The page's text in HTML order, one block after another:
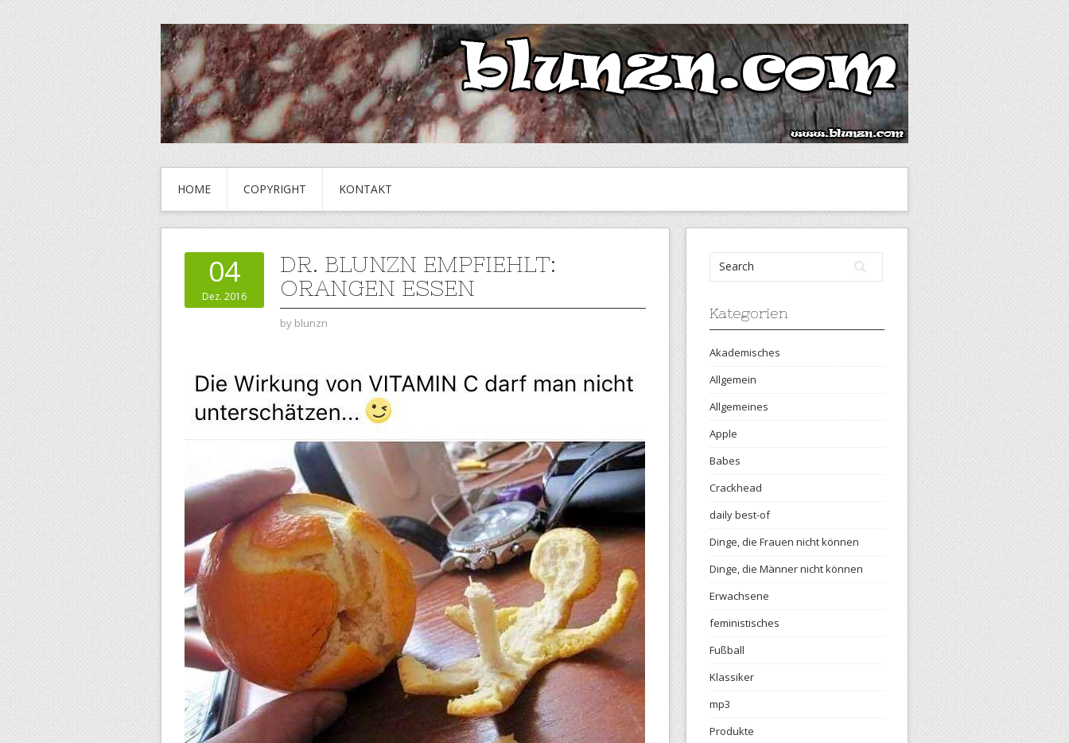
HOME COPYRIGHT KONTAKT
04
Dez. 2016
DR. BLUNZN EMPFIEHLT:
ORANGEN ESSEN
by blunzn
Kategorien
Akademisches
Allgemein
Allgemeines
Apple
Babes
Crackhead
daily best-of
Dinge, die Frauen nicht können
Dinge, die Männer nicht können
Erwachsene
feministisches
Fußball
Klassiker
mp3
Produkte